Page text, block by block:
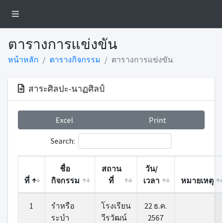
ตารางการแข่งขัน
หน้าหลัก ตารางกิจกรรม ตารางการแข่งขัน
สาระศิลปะ-นาฏศิลป์
Excel Print
Search:
ที่
ชื่อ
กิจกรรม
สถาน
ที่
วัน/
เวลา
หมายเหตุ
1
รําหรือ
ระบํา
โรงเรียน
วีรวัฒน์
22 ธ.ค.
2567